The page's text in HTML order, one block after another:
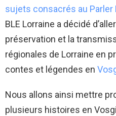
sujets consacrés au Parler
BLE Lorraine a décidé
préservation et la
régionales de Lorraine en
contes et légendes en
Nous allons ainsi mettre
plusieurs histoires en